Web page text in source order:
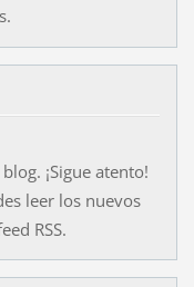
¡Sigue atento!
leer los nuevos
RSS.